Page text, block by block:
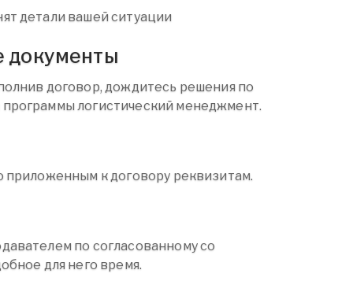
детали вашей ситуации
документы
договор, дождитесь решения по
логистический менеджмент.
приложенным к договору реквизитам.
по согласованному со
для него время.